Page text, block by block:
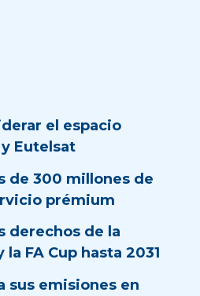
el espacio
Eutelsat
de 300 millones de
prémium
derechos de la
FA Cup hasta 2031
sus emisiones en